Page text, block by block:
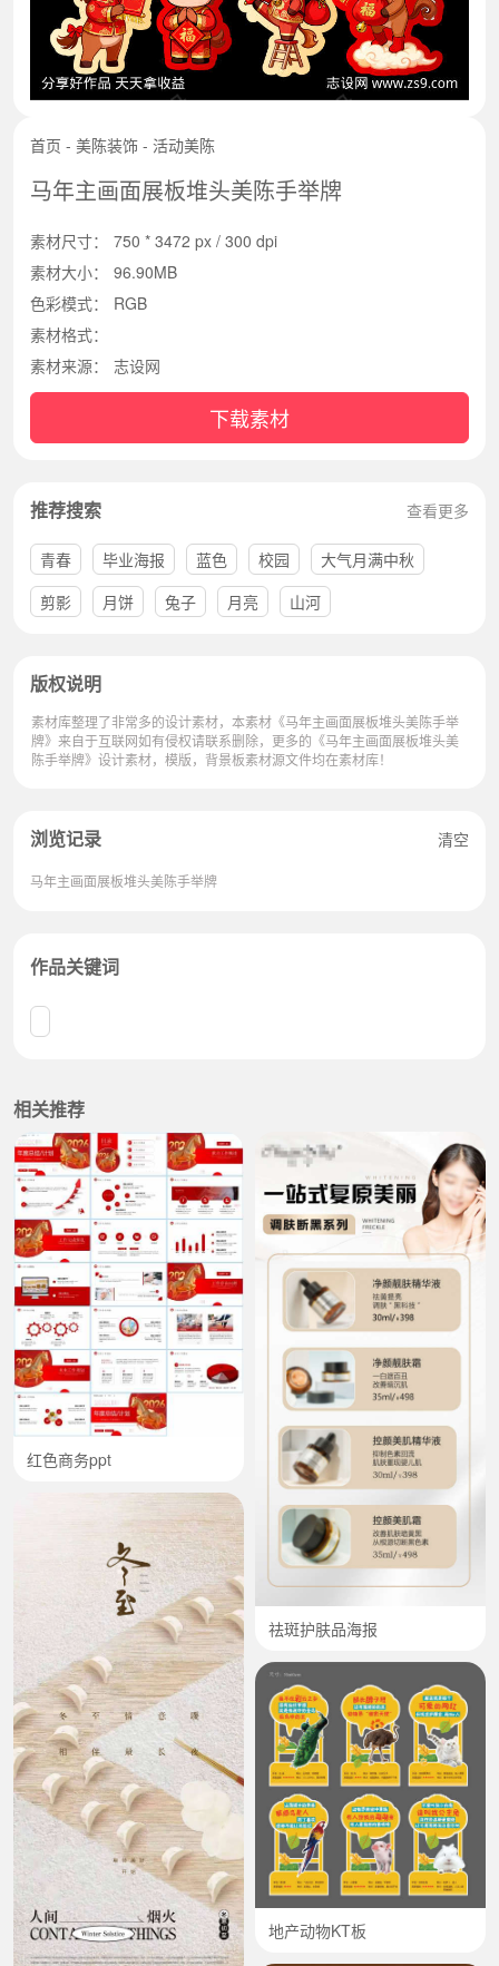
首页 - 美陈装饰 - 活动美陈
马年主画面展板堆头美陈手举牌
素材尺寸：
750 * 3472 px / 300 dpi
素材大小：
96.90MB
色彩模式：
RGB
素材格式：
素材来源：
志设网
下载素材
推荐搜索 查看更多
青春 毕业海报 蓝色 校园
大气月满中秋
剪影
月饼 兔子 月亮 山河
版权说明
素材库整理了非常多的设计素材，本素材《马年主画面展板堆头美陈手举
牌》来自于互联网如有侵权请联系删除，更多的《马年主画面展板堆头美
陈手举牌》设计素材，模版，背景板素材源文件均在素材库！
浏览记录 清空
马年主画面展板堆头美陈手举牌
作品关键词
相关推荐
红色商务ppt
祛斑护肤品海报
地产动物KT板